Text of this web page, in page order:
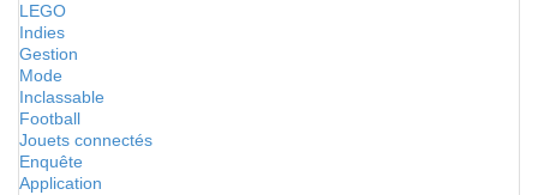
LEGO
Indies
Gestion
Mode
Inclassable
Football
Jouets connectés
Enquête
Application